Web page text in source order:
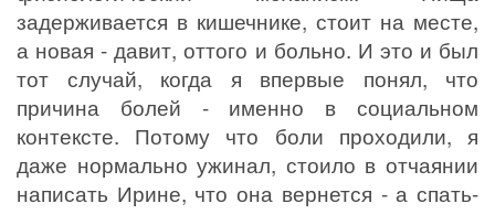
задерживается в кишечнике, стоит на месте,
а новая - давит, оттого и больно. И это и был
тот случай, когда я впервые понял, что
причина болей - именно в социальном
контексте. Потому что боли проходили, я
даже нормально ужинал, стоило в отчаянии
написать Ирине, что она вернется - а спать-